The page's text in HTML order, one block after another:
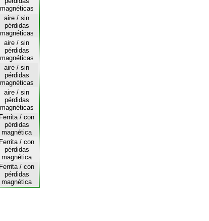
magnéticas
aire / sin
pérdidas
magnéticas
aire / sin
pérdidas
magnéticas
aire / sin
pérdidas
magnéticas
aire / sin
pérdidas
magnéticas
Ferrita / con
pérdidas
magnética
Ferrita / con
pérdidas
magnética
Ferrita / con
pérdidas
magnética